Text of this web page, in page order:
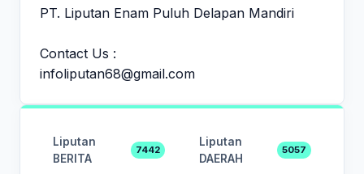
PT. Liputan Enam Puluh Delapan Mandiri
Contact Us :
infoliputan68@gmail.com
Liputan
BERITA
7442
Liputan
DAERAH
5057